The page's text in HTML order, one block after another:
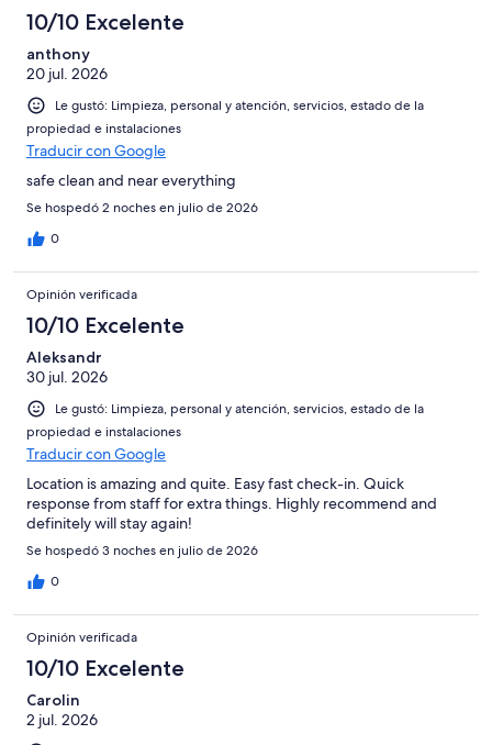
10/10 Excelente
anthony
20 jul. 2026
Le gustó: Limpieza, personal y atención, servicios, estado de la
propiedad e instalaciones
Traducir con Google
safe clean and near everything
Se hospedó 2 noches en julio de 2026
0
Opinión verificada
10/10 Excelente
Aleksandr
30 jul. 2026
Le gustó: Limpieza, personal y atención, servicios, estado de la
propiedad e instalaciones
Traducir con Google
Location is amazing and quite. Easy fast check-in. Quick
response from staff for extra things. Highly recommend and
definitely will stay again!
Se hospedó 3 noches en julio de 2026
0
Opinión verificada
10/10 Excelente
Carolin
2 jul. 2026